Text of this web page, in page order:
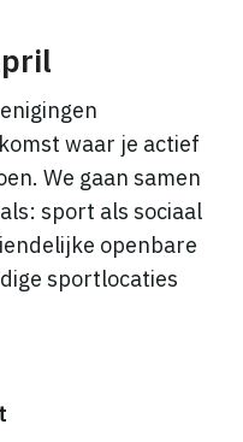
waar je actief
We gaan samen
sport als sociaal
openbare
sportlocaties